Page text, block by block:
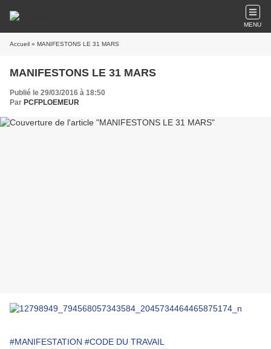
MENU
Accueil » MANIFESTONS LE 31 MARS
MANIFESTONS LE 31 MARS
Publié le 29/03/2016 à 18:50
Par PCFPLOEMEUR
#MANIFESTATION #CODE DU TRAVAIL